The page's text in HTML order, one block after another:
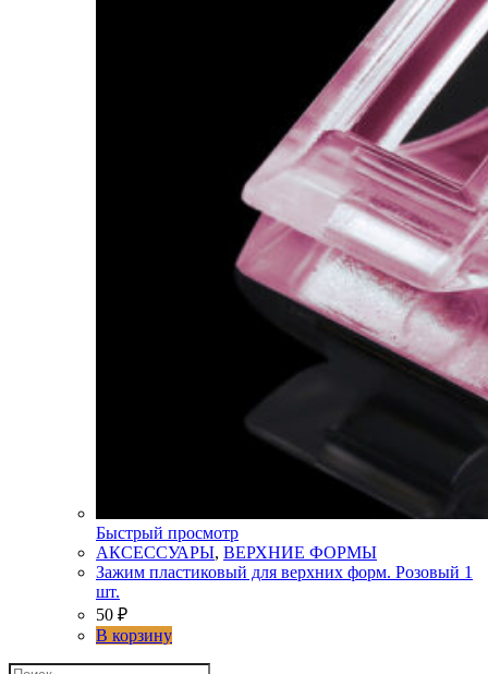
Быстрый просмотр
АКСЕССУАРЫ, ВЕРХНИЕ ФОРМЫ
Зажим пластиковый для верхних форм. Розовый 1
шт.
50 ₽
В корзину